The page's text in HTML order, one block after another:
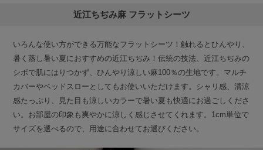
近江ちぢみ麻 フラットシーツ
いろんな使い方ができる万能なフラットシーツ！触れるとひんやり、
暑く蒸し暑い夏におすすめの近江ちぢみ！伝統の技法、近江ちぢみの
シボで肌にはりつかず、ひんやり涼しい麻100％の生地です。マルチ
カバーやベッドスローとしてもお使いいただけます。シャリ感、清涼
感たっぷり、見た目も涼しいカラーで暑い夏も快適にお過ごしくださ
い。お部屋の印象も爽やかに涼しく感じさせてくれます。1cm単位で
サイズを選べるので、用途に合わせてお選びください。